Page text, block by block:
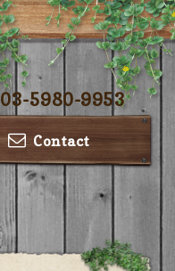
03-5980-9953
Contact